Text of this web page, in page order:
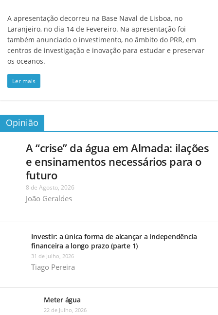
A apresentação decorreu na Base Naval de Lisboa, no
Laranjeiro, no dia 14 de Fevereiro. Na apresentação foi
também anunciado o investimento, no âmbito do PRR, em
centros de investigação e inovação para estudar e preservar
os oceanos.
Ler mais
Opinião
A “crise” da água em Almada: ilações
e ensinamentos necessários para o
futuro
8 de Agosto, 2026
João Geraldes
Investir: a única forma de alcançar a independência
financeira a longo prazo (parte 1)
31 de Julho, 2026
Tiago Pereira
Meter água
22 de Julho, 2026